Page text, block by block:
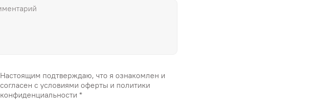
Настоящим подтверждаю, что я ознакомлен и
согласен с условиями оферты и политики
конфиденциальности *